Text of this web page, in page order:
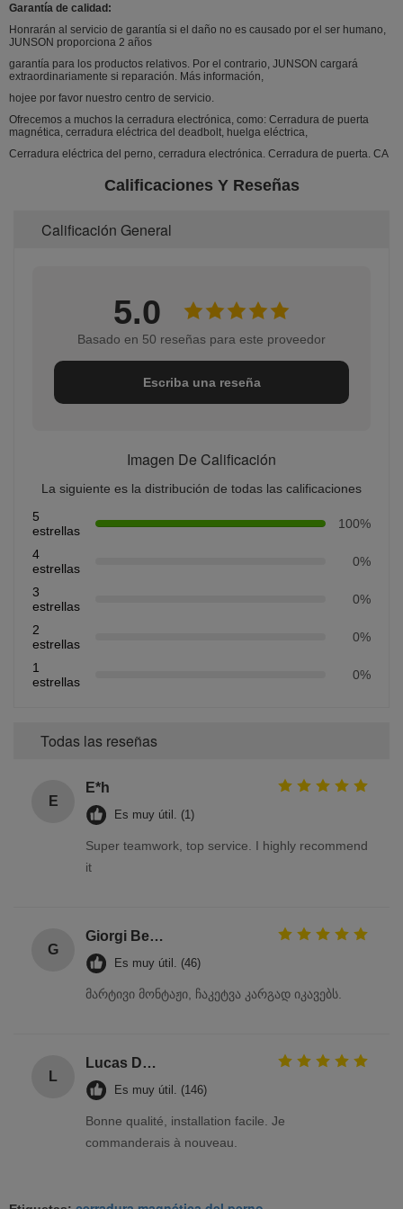
Garantía de calidad:
Honrarán al servicio de garantía si el daño no es causado por el ser humano,
JUNSON proporciona 2 años
garantía para los productos relativos. Por el contrario, JUNSON cargará
extraordinariamente si reparación. Más información,
hojee por favor nuestro centro de servicio.
Ofrecemos a muchos la cerradura electrónica, como: Cerradura de puerta
magnética, cerradura eléctrica del deadbolt, huelga eléctrica,
Cerradura eléctrica del perno, cerradura electrónica. Cerradura de puerta. CA
Calificaciones Y Reseñas
Calificación General
5.0
Basado en 50 reseñas para este proveedor
Escriba una reseña
Imagen De Calificación
La siguiente es la distribución de todas las calificaciones
5
estrellas
100%
4
estrellas
0%
3
estrellas
0%
2
estrellas
0%
1
estrellas
0%
Todas las reseñas
E
E*h
Es muy útil. (1)
Super teamwork, top service. I highly recommend
it
G
Giorgi Beridze
Es muy útil. (46)
მარტივი მონტაჟი, ჩაკეტვა კარგად იკავებს.
L
Lucas Dubois
Es muy útil. (146)
Bonne qualité, installation facile. Je
commanderais à nouveau.